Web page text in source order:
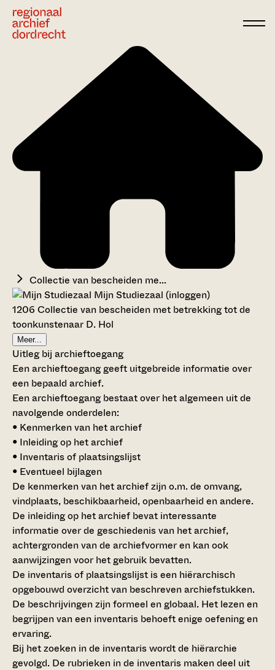
Collectie van bescheiden me...
Mijn Studiezaal (inloggen)
1206 Collectie van bescheiden met betrekking tot de
toonkunstenaar D. Hol
Meer...
Uitleg bij archieftoegang
Een archieftoegang geeft uitgebreide informatie over
een bepaald archief.
Een archieftoegang bestaat over het algemeen uit de
navolgende onderdelen:
• Kenmerken van het archief
• Inleiding op het archief
• Inventaris of plaatsingslijst
• Eventueel bijlagen
De kenmerken van het archief zijn o.m. de omvang,
vindplaats, beschikbaarheid, openbaarheid en andere.
De inleiding op het archief bevat interessante
informatie over de geschiedenis van het archief,
achtergronden van de archiefvormer en kan ook
aanwijzingen voor het gebruik bevatten.
De inventaris of plaatsingslijst is een hiërarchisch
opgebouwd overzicht van beschreven archiefstukken.
De beschrijvingen zijn formeel en globaal. Het lezen en
begrijpen van een inventaris behoeft enige oefening en
ervaring.
Bij het zoeken in de inventaris wordt de hiërarchie
gevolgd. De rubrieken in de inventaris maken deel uit